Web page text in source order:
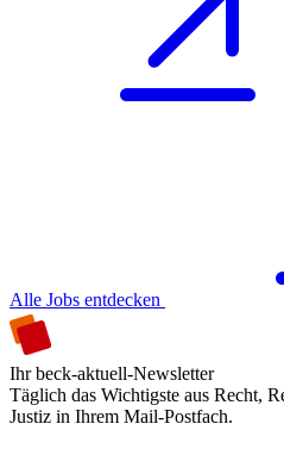
Alle Jobs entdecken
Ihr beck-aktuell-Newsletter
Täglich das Wichtigste aus Recht,
Justiz in Ihrem Mail-Postfach.